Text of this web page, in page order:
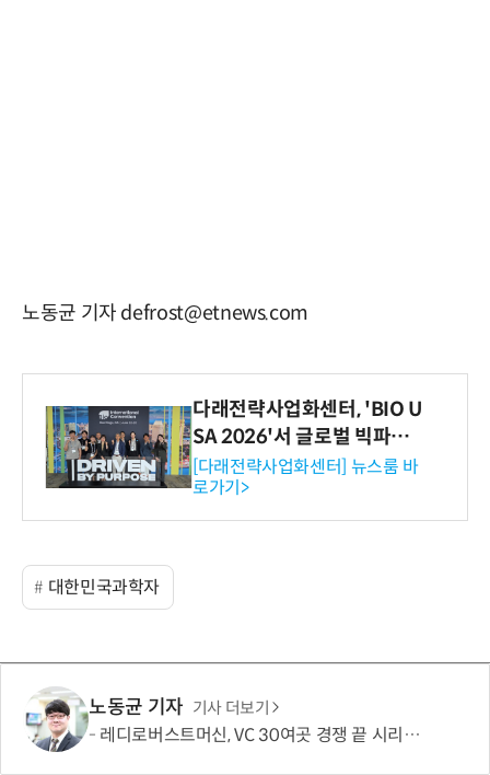
노동균 기자 defrost@etnews.com
다래전략사업화센터, 'BIO U
SA 2026'서 글로벌 빅파마
와의 비즈니스 미팅 지원…K
-바이오 해외 진출 교두보 확
보
[다래전략사업화센터] 뉴스룸 바
로가기>
대한민국과학자
노동균 기자 기사 더보기
레디로버스트머신, VC 30여곳 경쟁 끝 시리즈B 134억 유치…누적 229억